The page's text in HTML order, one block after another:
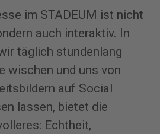
im ­STADEUM ist nicht
auch interaktiv. In
täglich stundenlang
wischen und uns von
auf Social
lassen, bietet die
Echtheit,